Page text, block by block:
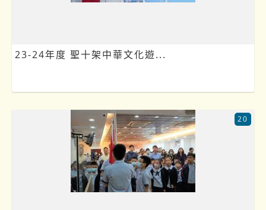
23-24年度 聖十架中華文化遊...
20